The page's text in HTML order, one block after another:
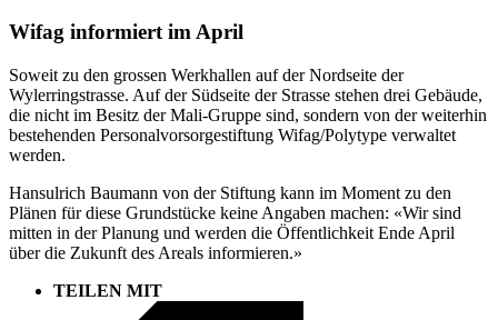
Wifag informiert im April
Soweit zu den grossen Werkhallen auf der Nordseite der
Wylerringstrasse. Auf der Südseite der Strasse stehen drei Gebäude,
die nicht im Besitz der Mali-Gruppe sind, sondern von der weiterhin
bestehenden Personalvorsorgestiftung Wifag/Polytype verwaltet
werden.
Hansulrich Baumann von der Stiftung kann im Moment zu den
Plänen für diese Grundstücke keine Angaben machen: «Wir sind
mitten in der Planung und werden die Öffentlichkeit Ende April
über die Zukunft des Areals informieren.»
TEILEN MIT